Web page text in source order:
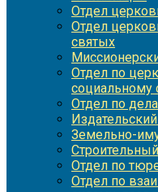
Отдел
Отдел
святых
Отдел по
Отдел по
Земельно-
Отдел по
Отдел по